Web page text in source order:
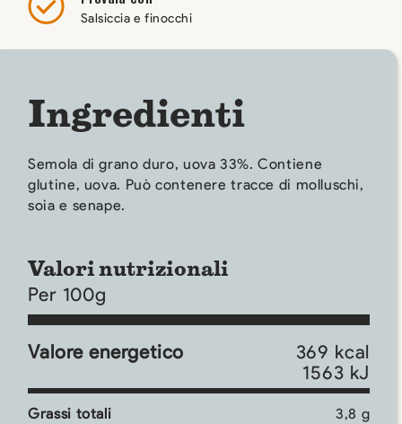
Salsiccia e finocchi
Ingredienti
Semola di grano duro, uova 33%. Contiene
glutine, uova. Può contenere tracce di molluschi,
soia e senape.
Valori nutrizionali
Per 100g
Valore energetico
369 kcal
1563 kJ
Grassi totali
3,8 g